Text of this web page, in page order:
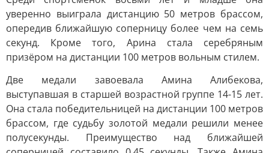
уверенно выиграла дистанцию 50 метров брассом,
опередив ближайшую соперницу более чем на семь
секунд. Кроме того, Арина стала серебряным
призёром на дистанции 100 метров вольным стилем.
Две медали завоевала Амина Алибекова,
выступавшая в старшей возрастной группе 14-15 лет.
Она стала победительницей на дистанции 100 метров
брассом, где судьбу золотой медали решили менее
полусекунды. Преимущество над ближайшей